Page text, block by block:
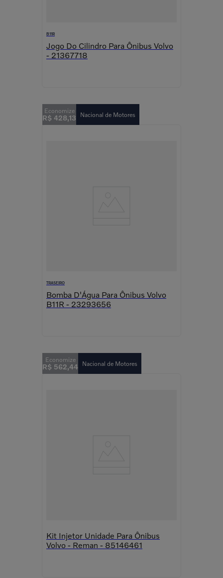
B11R
Jogo Do Cilindro Para Ônibus Volvo
- 21367718
R$ 428,13 Nacional de Motores
TRASEIRO
Bomba D'Água Para Ônibus Volvo
B11R - 23293656
R$ 562,44 Nacional de Motores
Kit Injetor Unidade Para Ônibus
Volvo - Reman - 85146461